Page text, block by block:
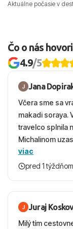
Aktuálne počasie v
Čo o nás
4.9/5
Jana
Včera sme sa
makadi soraya.
travelco splnila
Michalinom
vecernych
krasny, cisty.
viac
pred 1 týždňom
Juraj
Milý tím